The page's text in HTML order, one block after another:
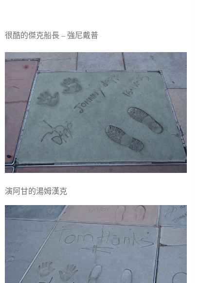
很酷的傑克船長 – 強尼戴普
演阿甘的湯姆漢克